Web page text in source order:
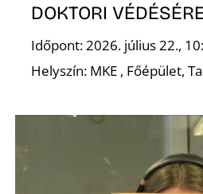
DOKTORI
Időpont: 2026. július 22.,
Helyszín: MKE , Főépület,